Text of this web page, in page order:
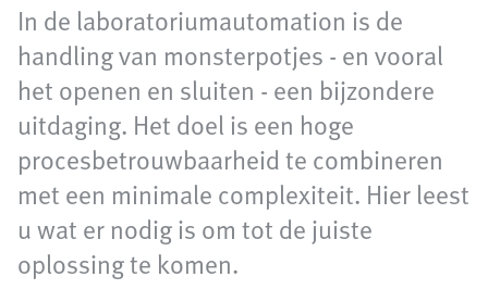
In de laboratoriumautomation is de
handling van monsterpotjes - en vooral
het openen en sluiten - een bijzondere
uitdaging. Het doel is een hoge
procesbetrouwbaarheid te combineren
met een minimale complexiteit. Hier leest
u wat er nodig is om tot de juiste
oplossing te komen.